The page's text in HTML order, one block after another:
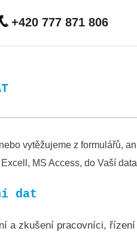
+420 777 871 806
vytěžujeme z formulářů,
MS Access, do Vaší
dat
a zkušení pracovníci,